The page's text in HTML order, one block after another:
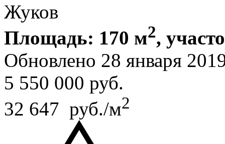
Жуков
Площадь: 170 м2,
Обновлено 28 января
5 550 000 руб.
32 647 руб./м2